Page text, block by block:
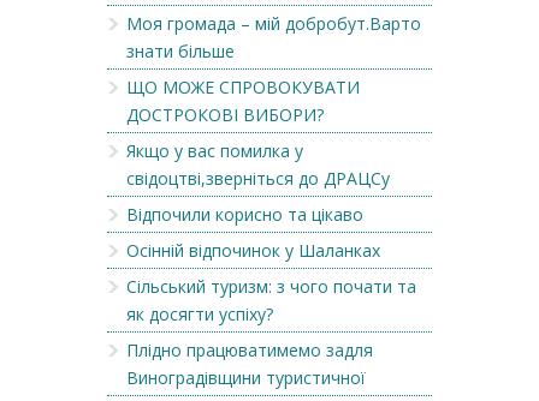
Моя громада – мій добробут.Варто
знати більше
ЩО МОЖЕ СПРОВОКУВАТИ
ДОСТРОКОВІ ВИБОРИ?
Якщо у вас помилка у
свідоцтві,зверніться до ДРАЦСу
Відпочили корисно та цікаво
Осінній відпочинок у Шаланках
Сільський туризм: з чого почати та
як досягти успіху?
Плідно працюватимемо задля
Виноградівщини туристичної